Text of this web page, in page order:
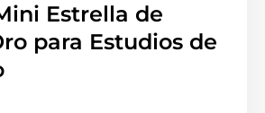
Estrella de
para Estudios de